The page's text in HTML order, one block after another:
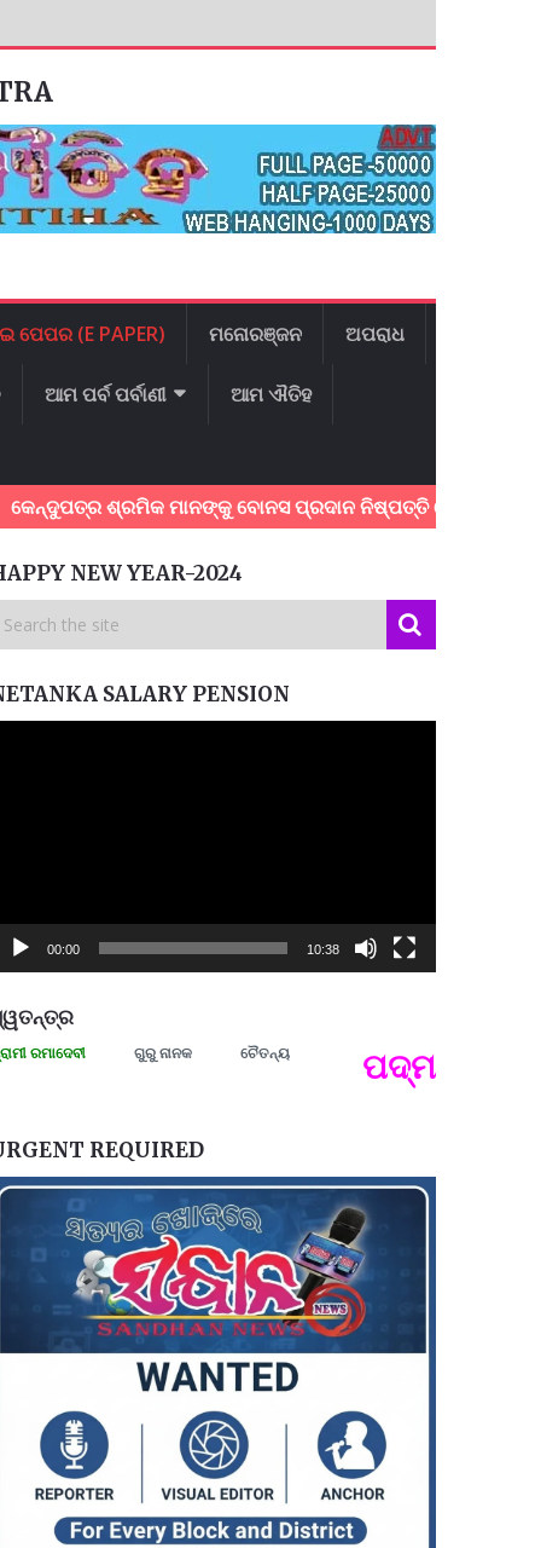
ଇ ପେପର (E PAPER) ମନୋରଞ୍ଜନ ଅପରାଧ
ଆମ ପର୍ବ ପର୍ବାଣୀ ଆମ ଐତିହ
ଶ୍ରମିକ ମାନଙ୍କୁ ବୋନସ ପ୍ରଦାନ ନିଷ୍ପତ୍ତି ଦେଇଥିବାରୁ
NEW YEAR-2024
SALARY PENSION
00:00 10:38
ଗୁରୁ ନାନକ ଚୈତନ୍ୟ ପଦ୍ମଶ୍ରୀ
REQUIRED